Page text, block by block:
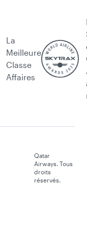
La
Meilleure
Classe
Affaires
Qatar
Airways. Tous
droits
réservés.